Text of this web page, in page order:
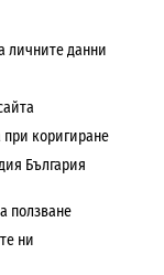
личните данни
коригиране
България
ползване
ни